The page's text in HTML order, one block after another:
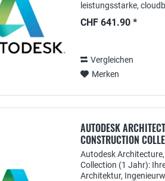
leistungsstarke,
Simulation und...
CHF 641.90 *
Vergleichen
Merken
AUTODESK
CONSTRUCTION
Autodesk
Collection (1 Jahr):
Architektur,